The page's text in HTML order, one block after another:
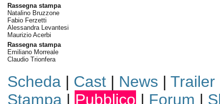
Rassegna stampa
Natalino Bruzzone
Fabio Ferzetti
Alessandra Levantesi
Maurizio Acerbi
Rassegna stampa
Emiliano Morreale
Claudio Trionfera
Scheda| Cast| News | Trailer
Stampa| Pubblico | Forum |